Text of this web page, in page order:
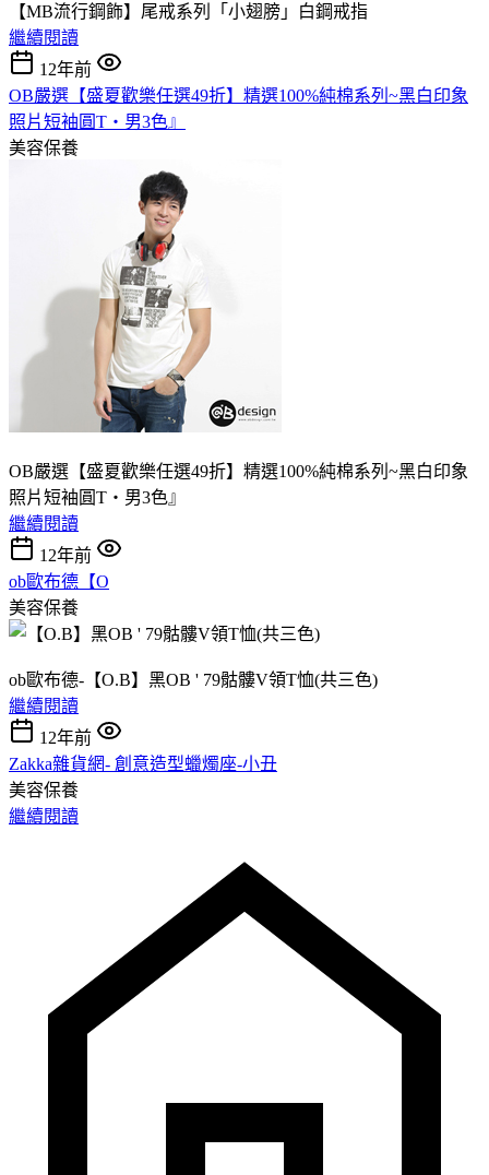
【MB流行鋼飾】尾戒系列「小翅膀」白鋼戒指
繼續閱讀
12年前
OB嚴選【盛夏歡樂任選49折】精選100%純棉系列~黑白印象
照片短袖圓T‧男3色』
美容保養
OB嚴選【盛夏歡樂任選49折】精選100%純棉系列~黑白印象
照片短袖圓T‧男3色』
繼續閱讀
12年前
ob歐布德【O
美容保養
ob歐布德-【O.B】黑OB ' 79骷髏V領T恤(共三色)
繼續閱讀
12年前
Zakka雜貨網- 創意造型蠟燭座-小丑
美容保養
繼續閱讀